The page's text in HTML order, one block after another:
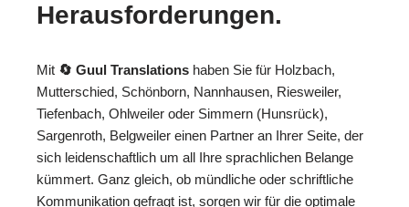
Herausforderungen.
Mit 🔄 Guul Translations haben Sie für Holzbach,
Mutterschied, Schönborn, Nannhausen, Riesweiler,
Tiefenbach, Ohlweiler oder Simmern (Hunsrück),
Sargenroth, Belgweiler einen Partner an Ihrer Seite, der
sich leidenschaftlich um all Ihre sprachlichen Belange
kümmert. Ganz gleich, ob mündliche oder schriftliche
Kommunikation gefragt ist, sorgen wir für die optimale